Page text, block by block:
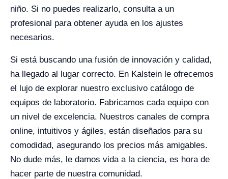
niño. Si no puedes realizarlo, consulta a un
profesional para obtener ayuda en los ajustes
necesarios.
Si está buscando una fusión de innovación y calidad,
ha llegado al lugar correcto. En Kalstein le ofrecemos
el lujo de explorar nuestro exclusivo catálogo de
equipos de laboratorio. Fabricamos cada equipo con
un nivel de excelencia. Nuestros canales de compra
online, intuitivos y ágiles, están diseñados para su
comodidad, asegurando los precios más amigables.
No dude más, le damos vida a la ciencia, es hora de
hacer parte de nuestra comunidad.